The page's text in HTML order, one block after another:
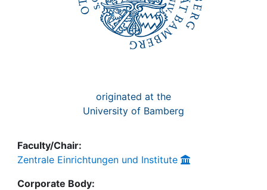
originated at the
University of Bamberg
Faculty/Chair:
Zentrale Einrichtungen und Institute
Corporate Body: